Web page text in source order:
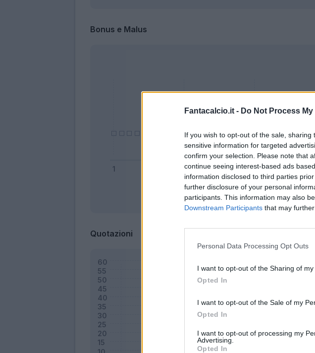
Fantacalcio.it - Do Not Process
If you wish to opt-out of the sale,
sensitive information for targeted
confirm your selection. Please note that
continue seeing interest-based ads
information disclosed to third parties
further disclosure of your personal
participants. This information may also
Downstream Participants that may
Personal Data Processing Opt Outs
I want to opt-out of the Sharing of my
Opted In
I want to opt-out of the Sale of my
Opted In
I want to opt-out of processing my
Advertising.
Opted In
Bonus e Malus
Bonus Malus
Quotazioni